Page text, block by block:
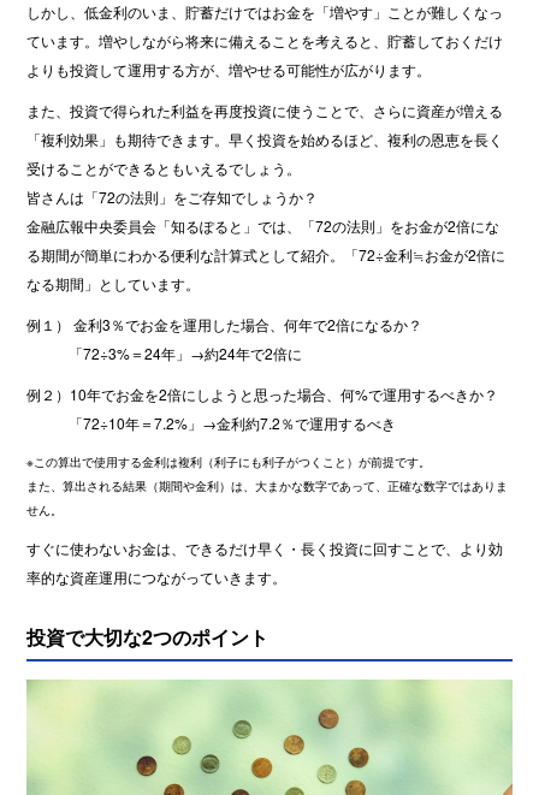
しかし、低金利のいま、貯蓄だけではお金を「増やす」ことが難しくなっ
ています。増やしながら将来に備えることを考えると、貯蓄しておくだけ
よりも投資して運用する方が、増やせる可能性が広がります。
また、投資で得られた利益を再度投資に使うことで、さらに資産が増える
「複利効果」も期待できます。早く投資を始めるほど、複利の恩恵を長く
受けることができるともいえるでしょう。
皆さんは「72の法則」をご存知でしょうか？
金融広報中央委員会「知るぽると」では、「72の法則」をお金が2倍にな
る期間が簡単にわかる便利な計算式として紹介。「72÷金利≒お金が2倍に
なる期間」としています。
例１） 金利3％でお金を運用した場合、何年で2倍になるか？
「72÷3%＝24年」→約24年で2倍に
例２）10年でお金を2倍にしようと思った場合、何%で運用するべきか？
「72÷10年＝7.2%」→金利約7.2％で運用するべき
※この算出で使用する金利は複利（利子にも利子がつくこと）が前提です。
また、算出される結果（期間や金利）は、大まかな数字であって、正確な数字ではありま
せん。
すぐに使わないお金は、できるだけ早く・長く投資に回すことで、より効
率的な資産運用につながっていきます。
投資で大切な2つのポイント